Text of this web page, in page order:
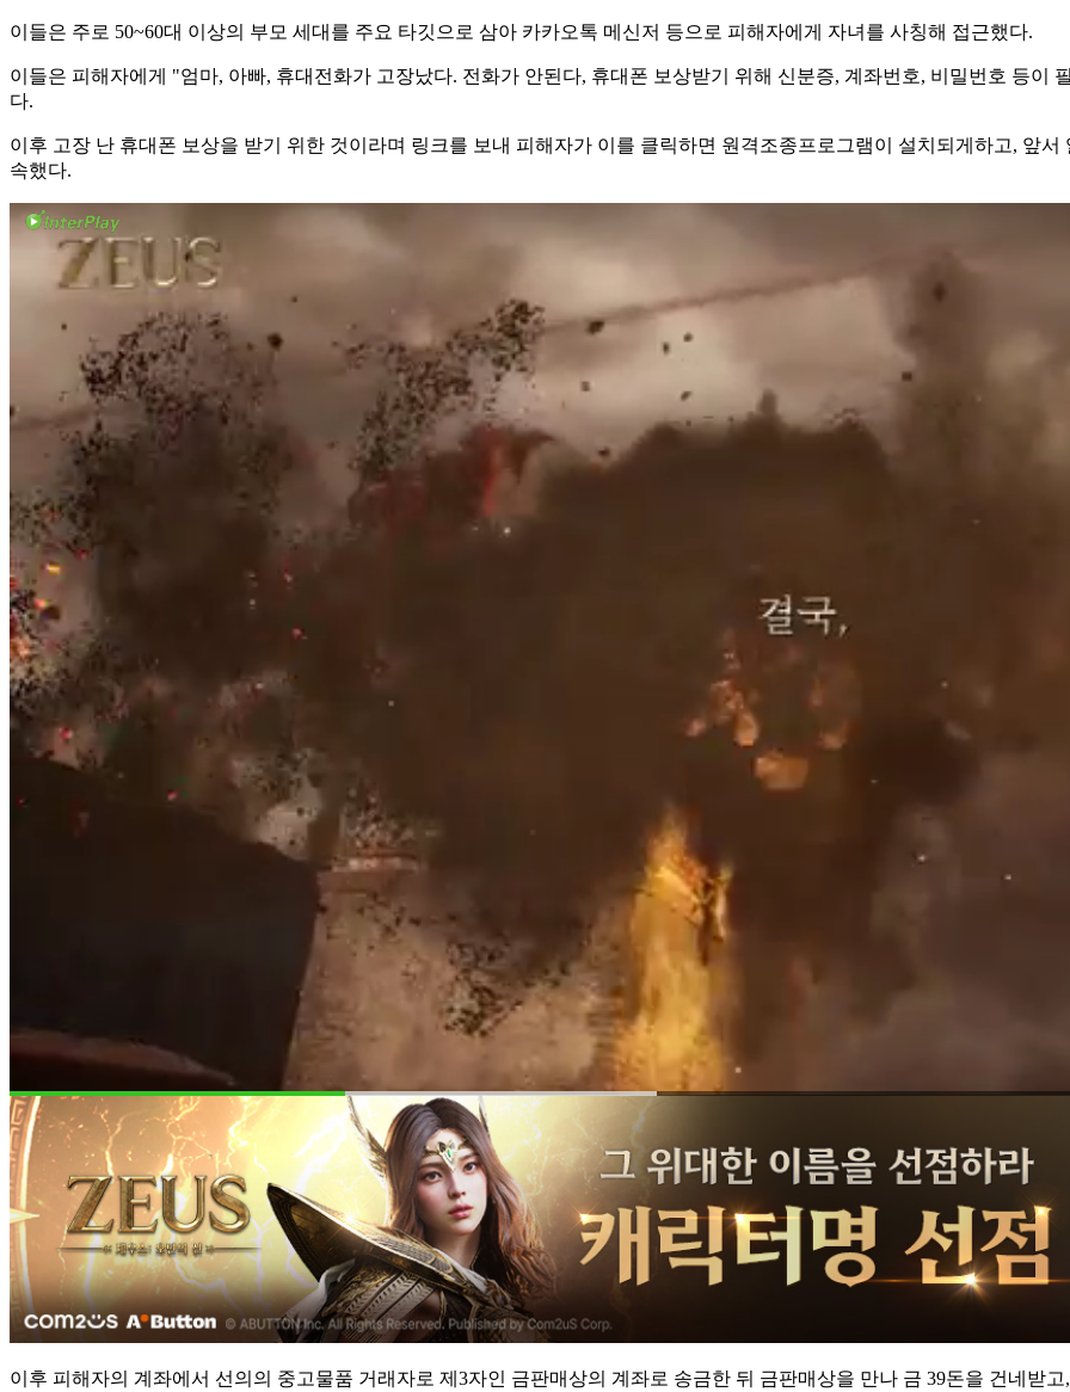
이들은 주로 50~60대 이상의 부모 세대를 주요 타깃으로 삼아 카카오톡 메신저 등으로 피해자에게 자녀를 사칭해 접근했다.
이들은 피해자에게 "엄마, 아빠, 휴대전화가 고장났다. 전화가 안된다, 휴대폰 보상받기 위해 신분증, 계좌번호, 비밀번호 등이
다.
이후 고장 난 휴대폰 보상을 받기 위한 것이라며 링크를 보내 피해자가 이를 클릭하면 원격조종프로그램이 설치되게하고, 앞
속했다.
이후 피해자의 계좌에서 선의의 중고물품 거래자로 제3자인 금판매상의 계좌로 송금한 뒤 금판매상을 만나 금 39돈을 건네받